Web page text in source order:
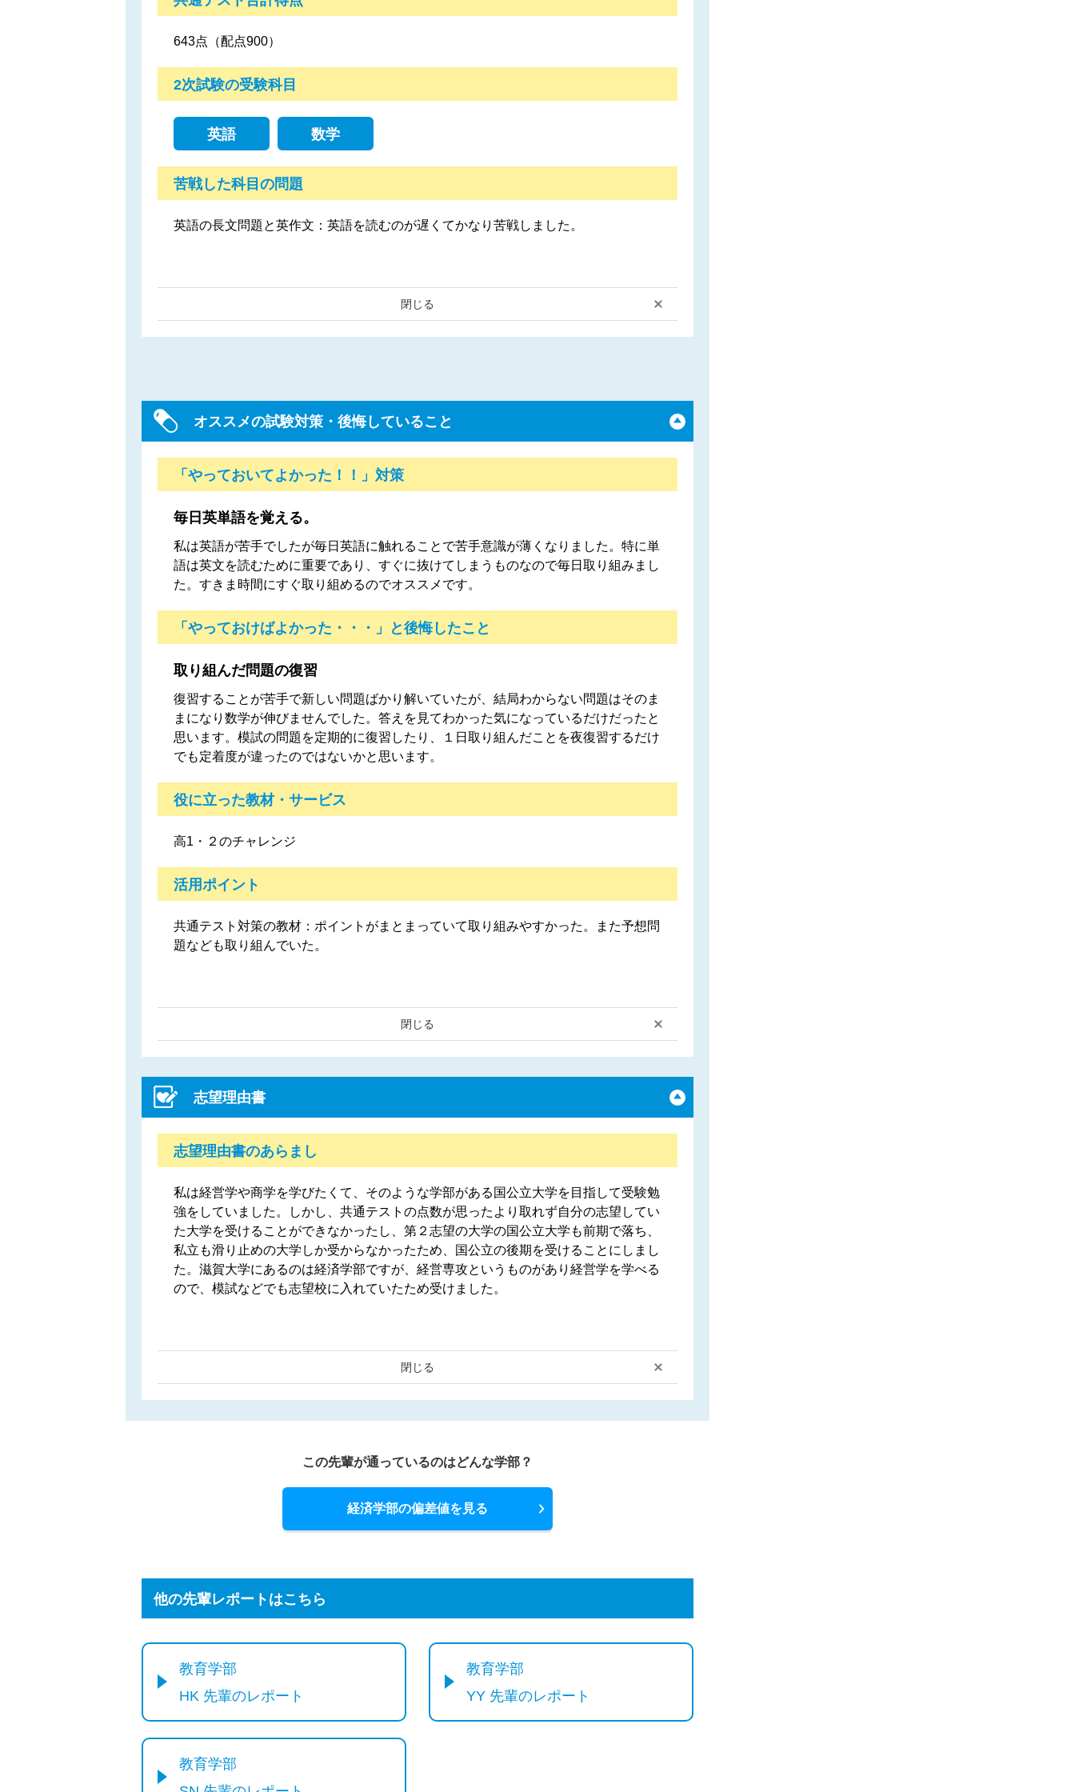
643点（配点900）
2次試験の受験科目
英語 数学
苦戦した科目の問題
英語の長文問題と英作文：英語を読むのが遅くてかなり苦戦しました。
閉じる
オススメの試験対策・後悔していること
「やっておいてよかった！！」対策
毎日英単語を覚える。
私は英語が苦手でしたが毎日英語に触れることで苦手意識が薄くなりました。特に単
語は英文を読むために重要であり、すぐに抜けてしまうものなので毎日取り組みまし
た。すきま時間にすぐ取り組めるのでオススメです。
「やっておけばよかった・・・」と後悔したこと
取り組んだ問題の復習
復習することが苦手で新しい問題ばかり解いていたが、結局わからない問題はそのま
まになり数学が伸びませんでした。答えを見てわかった気になっているだけだったと
思います。模試の問題を定期的に復習したり、１日取り組んだことを夜復習するだけ
でも定着度が違ったのではないかと思います。
役に立った教材・サービス
高1・２のチャレンジ
活用ポイント
共通テスト対策の教材：ポイントがまとまっていて取り組みやすかった。また予想問
題なども取り組んでいた。
閉じる
志望理由書
志望理由書のあらまし
私は経営学や商学を学びたくて、そのような学部がある国公立大学を目指して受験勉
強をしていました。しかし、共通テストの点数が思ったより取れず自分の志望してい
た大学を受けることができなかったし、第２志望の大学の国公立大学も前期で落ち、
私立も滑り止めの大学しか受からなかったため、国公立の後期を受けることにしまし
た。滋賀大学にあるのは経済学部ですが、経営専攻というものがあり経営学を学べる
ので、模試などでも志望校に入れていたため受けました。
閉じる
この先輩が通っているのはどんな学部？
経済学部の偏差値を見る
他の先輩レポートはこちら
教育学部
HK 先輩のレポート
教育学部
YY 先輩のレポート
教育学部